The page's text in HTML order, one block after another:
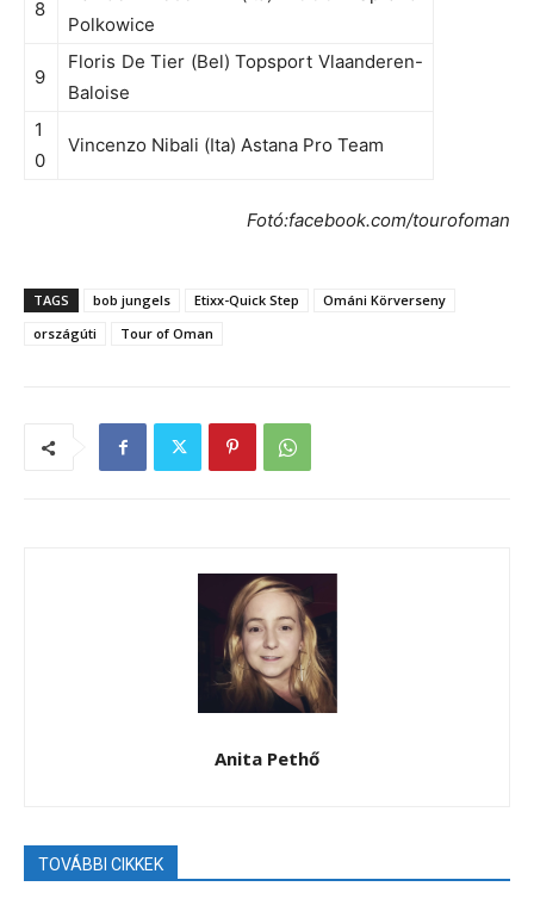
8
Polkowice
9
Floris De Tier (Bel) Topsport Vlaanderen-
Baloise
1
0
Vincenzo Nibali (Ita) Astana Pro Team
Fotó:facebook.com/tourofoman
TAGS bob jungels Etixx-Quick Step
Ománi Körverseny
országúti
Tour of Oman
Anita Pethő
TOVÁBBI CIKKEK